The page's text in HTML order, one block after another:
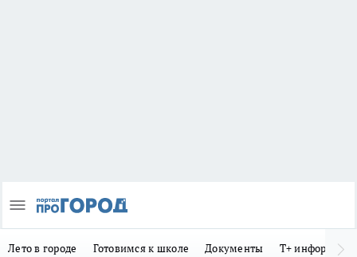
Лето в городе Готовимся к школе Документы Т+